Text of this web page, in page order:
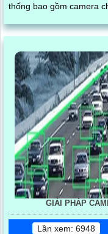
thống bao gồm camera
hàng, thiết bị quét mã
tận nơi
GIẢI PHÁP
Lần xem: 6948